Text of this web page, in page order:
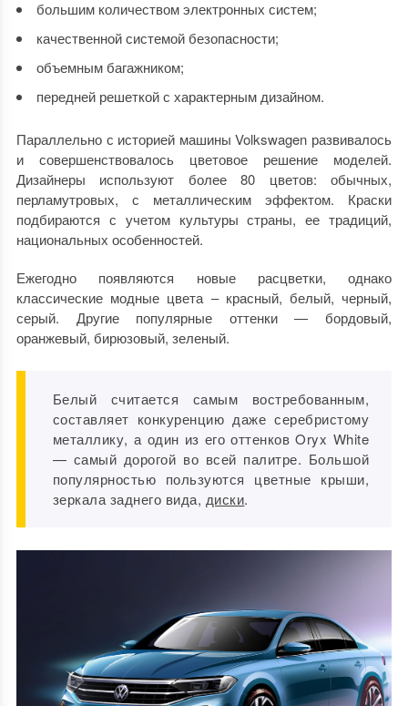
большим количеством электронных систем;
качественной системой безопасности;
объемным багажником;
передней решеткой с характерным дизайном.
Параллельно с историей машины Volkswagen развивалось
и совершенствовалось цветовое решение моделей.
Дизайнеры используют более 80 цветов: обычных,
перламутровых, с металлическим эффектом. Краски
подбираются с учетом культуры страны, ее традиций,
национальных особенностей.
Ежегодно появляются новые расцветки, однако
классические модные цвета – красный, белый, черный,
серый. Другие популярные оттенки — бордовый,
оранжевый, бирюзовый, зеленый.
Белый считается самым востребованным,
составляет конкуренцию даже серебристому
металлику, а один из его оттенков Oryx White
— самый дорогой во всей палитре. Большой
популярностью пользуются цветные крыши,
зеркала заднего вида, диски.